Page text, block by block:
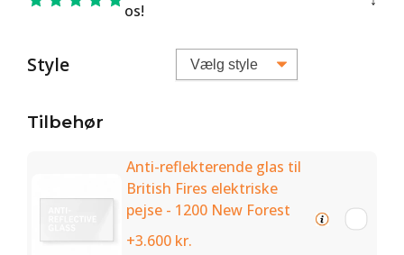
os!
Style
Tilbehør
Anti-reflekterende glas til
British Fires elektriske
pejse - 1200 New Forest
+3.600 kr.